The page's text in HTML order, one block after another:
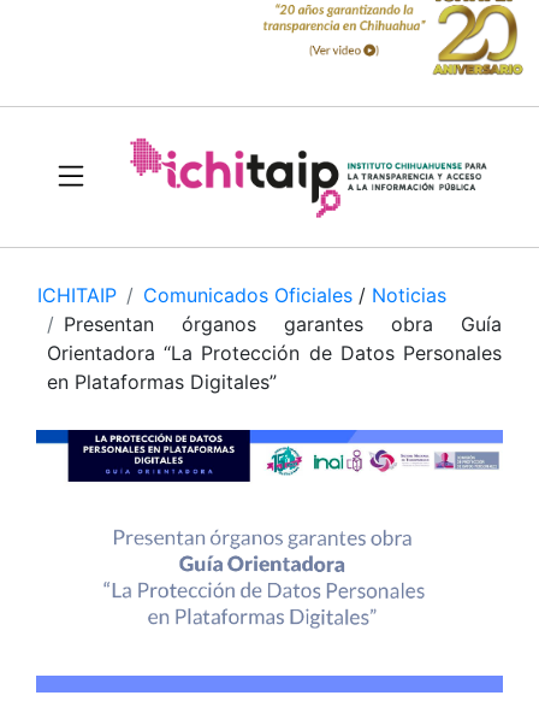
ICHITAIP Comunicados Oficiales / Noticias
Presentan órganos garantes obra Guía
Orientadora “La Protección de Datos Personales
en Plataformas Digitales”